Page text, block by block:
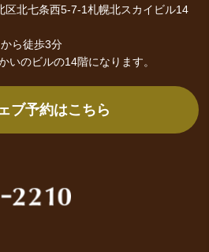
区北七条西5-7-1札幌北スカイビル14
ら徒歩3分
いのビルの14階になります。
ブ予約はこちら